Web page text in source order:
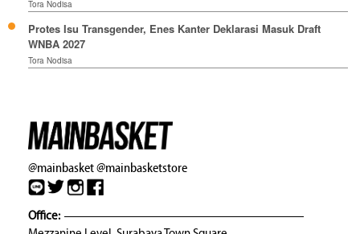
Tora Nodisa
Protes Isu Transgender, Enes Kanter Deklarasi Masuk Draft
WNBA 2027
Tora Nodisa
@mainbasket@mainbasketstore
Office: